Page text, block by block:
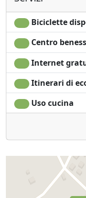
Biciclette
Centro
Internet
Itinerari di
Uso cucina